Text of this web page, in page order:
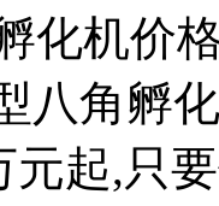
化机价
八角孵
元起,只